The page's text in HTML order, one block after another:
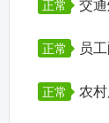
正常
正常 员
正常 农